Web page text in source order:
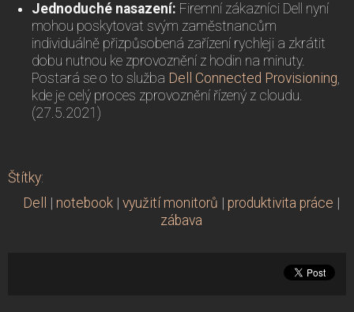
Jednoduché nasazení: Firemní zákazníci Dell nyní
mohou poskytovat svým zaměstnancům
individuálně přizpůsobená zařízení rychleji a zkrátit
dobu nutnou ke zprovoznění z hodin na minuty.
Postará se o to služba Dell Connected Provisioning,
kde je celý proces zprovoznění řízený z cloudu.
(27.5.2021)
Štítky:
Dell
notebook využití monitorů produktivita práce
zábava